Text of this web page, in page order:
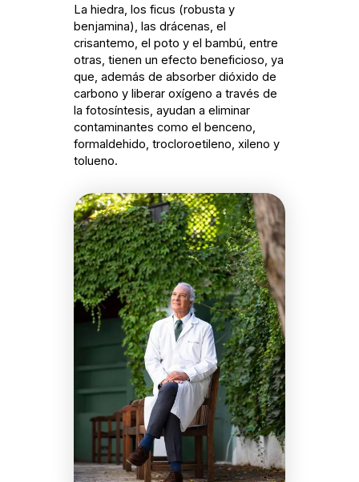
La hiedra, los ficus (robusta y
benjamina), las drácenas, el
crisantemo, el poto y el bambú, entre
otras, tienen un efecto beneficioso, ya
que, además de absorber dióxido de
carbono y liberar oxígeno a través de
la fotosíntesis, ayudan a eliminar
contaminantes como el benceno,
formaldehido, trocloroetileno, xileno y
tolueno.